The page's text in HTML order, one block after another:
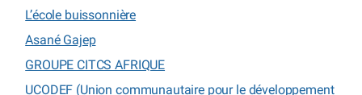
L’école buissonnière
Asané Gajep
GROUPE CITCS AFRIQUE
UCODEF (Union communautaire pour le développement